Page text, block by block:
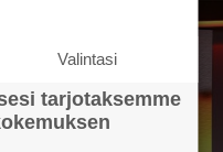
Valintasi
tarjotaksemme